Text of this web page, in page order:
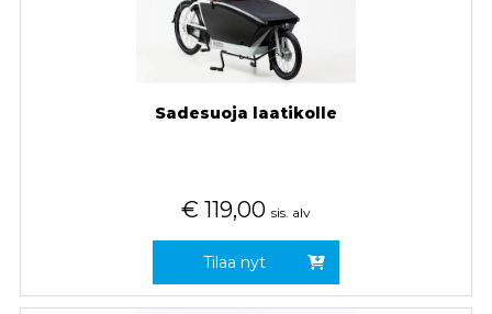
Sadesuoja laatikolle
€ 119,00 sis. alv
Tilaa nyt